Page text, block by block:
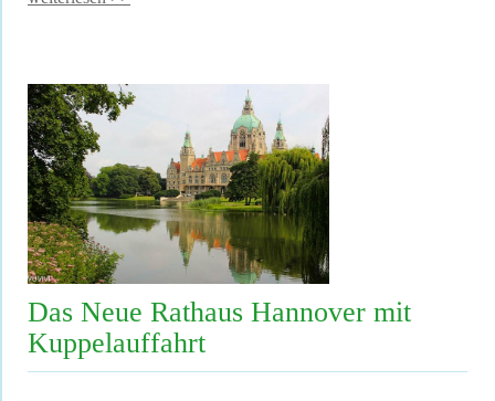
Das Neue Rathaus Hannover mit
Kuppelauffahrt